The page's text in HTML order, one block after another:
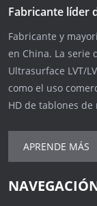
Fabricante líder
Fabricante y
en China. La serie
Ultrasurface LVT/
como el uso
HD de tablones
APRENDE MÁS